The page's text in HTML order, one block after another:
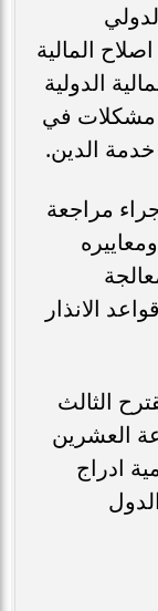
المالية
الدولية
مشكلات في
الدين.
مراجعة
الانذار
الثالث
العشرين
ادراج